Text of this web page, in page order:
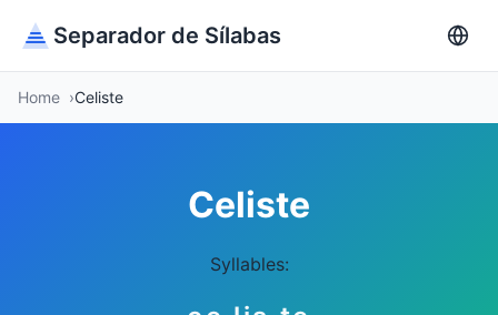
Separador de Sílabas
Home Celiste
Celiste
Syllables: